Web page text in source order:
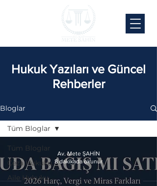
Hukuk Yazıları ve Güncel
Rehberler
Bloglar
Tüm Bloglar
Ceza Hukuku
Aile Hukuku
Tüm Bloglar
Av. Mete ŞAHİN
8 dakikada okunur